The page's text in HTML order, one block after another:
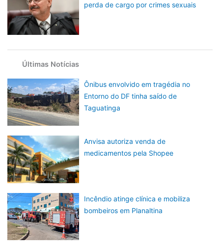
perda de cargo por crimes sexuais
Últimas Notícias
Ônibus envolvido em tragédia no
Entorno do DF tinha saído de
Taguatinga
Anvisa autoriza venda de
medicamentos pela Shopee
Incêndio atinge clínica e mobiliza
bombeiros em Planaltina